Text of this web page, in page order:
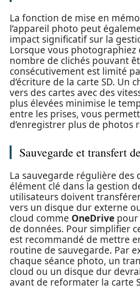
La fonction de mise en
l’appareil photo peut
impact significatif sur la
Lorsque vous photographiez
nombre de clichés pouvant
consécutivement est limité
d’écriture de la carte SD. Un
vers des cartes avec des
plus élevées minimise le
entre les prises, vous
d’enregistrer plus de photos
Sauvegarde et transfert
La sauvegarde régulière des
élément clé dans la gestion
utilisateurs doivent
vers un disque dur externe
cloud comme OneDrive
de données. Pour simplifier
est recommandé de mettre
routine de sauvegarde. Par
chaque séance photo, un
cloud ou un disque dur
avant de reformater la carte